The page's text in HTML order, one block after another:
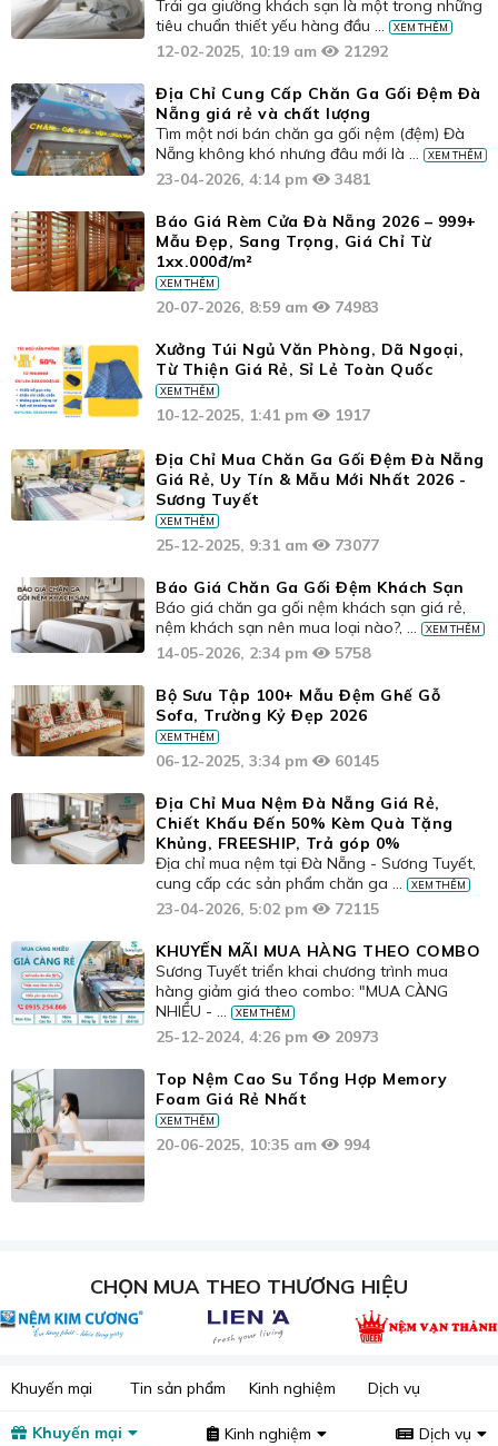
Trải ga giường khách sạn là một trong những
tiêu chuẩn thiết yếu hàng đầu ...
XEM THÊM
12-02-2025, 10:19 am 21292
Địa Chỉ Cung Cấp Chăn Ga Gối Đệm Đà
Nẵng giá rẻ và chất lượng
Tìm một nơi bán chăn ga gối nệm (đệm) Đà
Nẵng không khó nhưng đâu mới là ...
XEM THÊM
23-04-2026, 4:14 pm 3481
Báo Giá Rèm Cửa Đà Nẵng 2026 – 999+
Mẫu Đẹp, Sang Trọng, Giá Chỉ Từ
1xx.000đ/m²
XEM THÊM
20-07-2026, 8:59 am 74983
Xưởng Túi Ngủ Văn Phòng, Dã Ngoại,
Từ Thiện Giá Rẻ, Sỉ Lẻ Toàn Quốc
XEM THÊM
10-12-2025, 1:41 pm 1917
Địa Chỉ Mua Chăn Ga Gối Đệm Đà Nẵng
Giá Rẻ, Uy Tín & Mẫu Mới Nhất 2026 -
Sương Tuyết
XEM THÊM
25-12-2025, 9:31 am 73077
Báo Giá Chăn Ga Gối Đệm Khách Sạn
Báo giá chăn ga gối nệm khách sạn giá rẻ,
nệm khách sạn nên mua loại nào?, ...
XEM THÊM
14-05-2026, 2:34 pm 5758
Bộ Sưu Tập 100+ Mẫu Đệm Ghế Gỗ
Sofa, Trường Kỷ Đẹp 2026
XEM THÊM
06-12-2025, 3:34 pm 60145
Địa Chỉ Mua Nệm Đà Nẵng Giá Rẻ,
Chiết Khấu Đến 50% Kèm Quà Tặng
Khủng, FREESHIP, Trả góp 0%
Địa chỉ mua nệm tại Đà Nẵng - Sương Tuyết,
cung cấp các sản phẩm chăn ga ...
XEM THÊM
23-04-2026, 5:02 pm 72115
KHUYẾN MÃI MUA HÀNG THEO COMBO
Sương Tuyết triển khai chương trình mua
hàng giảm giá theo combo: "MUA CÀNG
NHIỀU - ...
XEM THÊM
25-12-2024, 4:26 pm 20973
Top Nệm Cao Su Tổng Hợp Memory
Foam Giá Rẻ Nhất
XEM THÊM
20-06-2025, 10:35 am 994
CHỌN MUA THEO THƯƠNG HIỆU
Khuyến mại Tin sản phẩm Kinh nghiệm Dịch vụ
Khuyến mại Kinh nghiệm Dịch vụ